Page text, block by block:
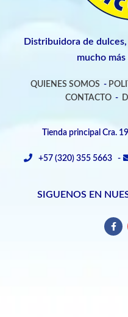
Distribuidora de
mucho
QUIENES SOMOS -
CONTACTO-
Tienda principal Cra.
+57 (320) 355 5663 -
SIGUENOS EN